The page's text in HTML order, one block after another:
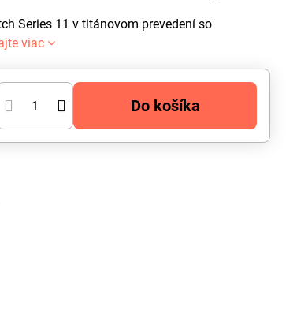
Series 11 v titánovom prevedení so
viac
Do košíka